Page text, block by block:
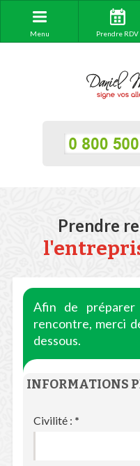
Menu Prendre RDV
Prendre
Afin de
rencontre, merci
dessous.
INFORMATIONS
Civilité : *